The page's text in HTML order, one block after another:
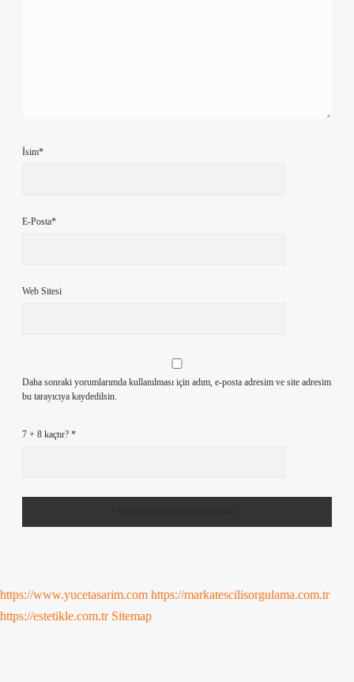
İsim*
E-Posta*
Web Sitesi
Daha sonraki yorumlarımda kullanılması için adım, e-posta adresim ve site adresim
bu tarayıcıya kaydedilsin.
7 + 8 kaçtır? *
https://www.yucetasarim.com https://markatescilisorgulama.com.tr
https://estetikle.com.tr Sitemap